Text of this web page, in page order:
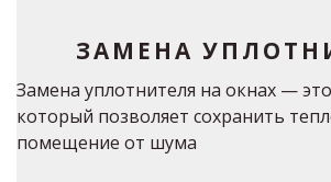
ЗАМЕНА
Замена уплотнителя на окнах —
который позволяет сохранить
помещение от шума